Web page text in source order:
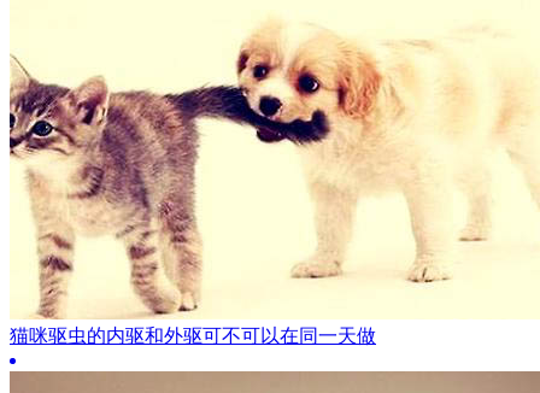
猫咪驱虫的内驱和外驱可不可以在同一天做